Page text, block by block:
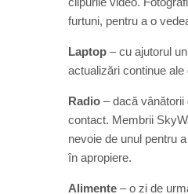
furtuni, pentru a o
Laptop – cu ajutorul
actualizări continue
Radio – dacă
contact. Membrii
nevoie de unul pentru
în apropiere.
Alimente – o zi de